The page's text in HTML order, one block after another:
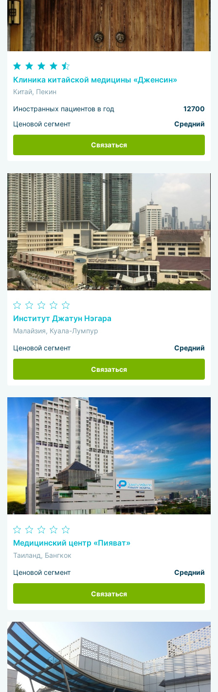
Клиника китайской медицины «Дженсин»
Китай, Пекин
Иностранных пациентов в год
12700
Ценовой сегмент
Средний
Связаться
Институт Джатун Нэгара
Малайзия, Куала-Лумпур
Ценовой сегмент Средний
Связаться
Медицинский центр «Пияват»
Таиланд, Бангкок
Ценовой сегмент Средний
Связаться